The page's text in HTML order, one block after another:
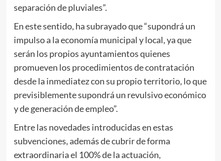
separación de pluviales”.
En este sentido, ha subrayado que “supondrá un
impulso a la economía municipal y local, ya que
serán los propios ayuntamientos quienes
promueven los procedimientos de contratación
desde la inmediatez con su propio territorio, lo que
previsiblemente supondrá un revulsivo económico
y de generación de empleo”.
Entre las novedades introducidas en estas
subvenciones, además de cubrir de forma
extraordinaria el 100% de la actuación,